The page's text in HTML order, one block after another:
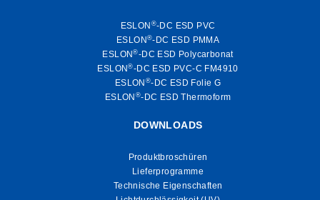
ESLON ®-DC ESD PVC
ESLON ®-DC ESD PMMA
ESLON®-DC ESD Polycarbonat
ESLON®-DC ESD PVC-C FM4910
ESLON ®-DC ESD Folie G
ESLON ®-DC ESD Thermoform
DOWNLOADS
Produktbroschüren
Lieferprogramme
Technische Eigenschaften